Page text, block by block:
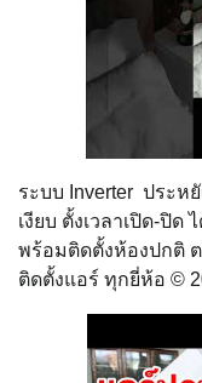
ระบบ Inverter ประห
เงียบ ตั้งเวลาเปิด-ปิด
พร้อมติดตั้งห้องปกติ
ติดตั้งแอร์ ทุกยี่ห้อ ©